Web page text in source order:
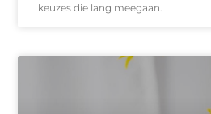
keuzes die lang meegaan.